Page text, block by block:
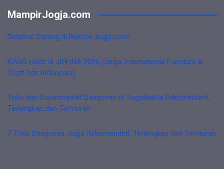
MampirJogja.com
Selamat Datang di MampirJogja.com!
KWaS Hadir di JIFFINA 2026 (Jogja International Furniture &
Craft Fair Indonesia)
Toko dan Supermarket Bangunan di Yogyakarta Rekomended,
Terlengkap dan Termurah
7 Toko Bangunan Jogja Rekomended, Terlengkap dan Termurah